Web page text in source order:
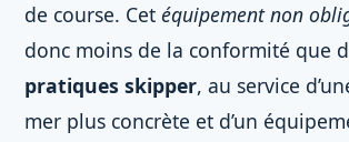
de course. Cet équipement non
donc moins de la conformité que
pratiques skipper, au service
mer plus concrète et d’un